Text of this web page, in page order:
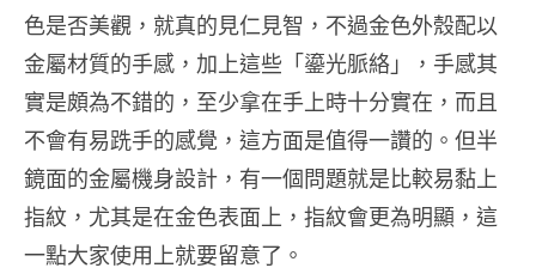
色是否美觀，就真的見仁見智，不過金色外殼配以
金屬材質的手感，加上這些「鎏光脈絡」，手感其
實是頗為不錯的，至少拿在手上時十分實在，而且
不會有易跣手的感覺，這方面是值得一讚的。但半
鏡面的金屬機身設計，有一個問題就是比較易黏上
指紋，尤其是在金色表面上，指紋會更為明顯，這
一點大家使用上就要留意了。